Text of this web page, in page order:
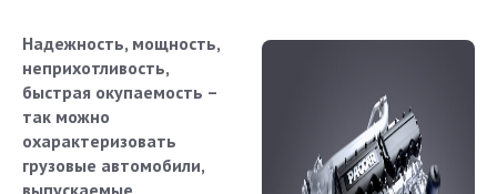
Надежность, мощность,
неприхотливость,
быстрая окупаемость –
так можно
охарактеризовать
грузовые автомобили,
выпускаемые